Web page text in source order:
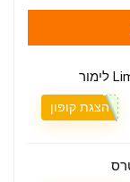
הצגת קופון